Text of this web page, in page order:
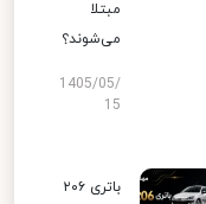
مبتلا
می‌شوند؟
1405/05/
15
باتری ۲۰۶